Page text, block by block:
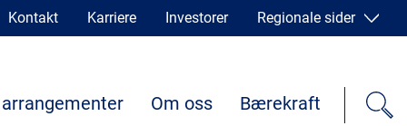
Kontakt Karriere Investorer Regionale sider
Om oss Bærekraft